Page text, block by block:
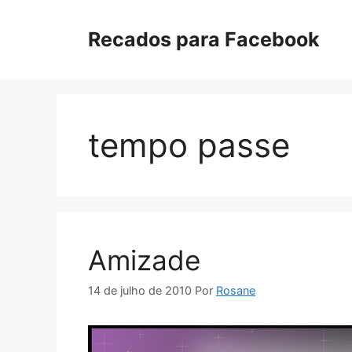
Recados para Facebook
tempo passe
Amizade
14 de julho de 2010 Por Rosane